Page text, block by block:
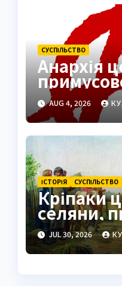
СУCПІЛЬСТВО
Анархія
шлях до
AUG 4, 2026
ІСТОРІЯ СУCПІЛЬСТВО
Кріпаки
селяни,
до землі
JUL 30, 2026